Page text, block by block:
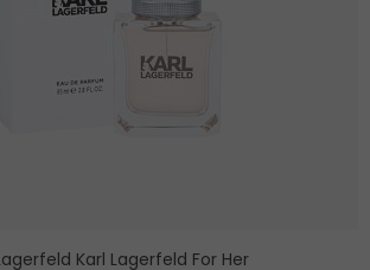
Karl Lagerfeld For Her